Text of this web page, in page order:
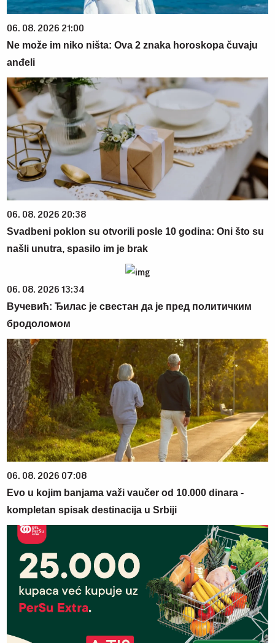
06. 08. 2026 21:00
Ne može im niko ništa: Ova 2 znaka horoskopa čuvaju
anđeli
06. 08. 2026 20:38
Svadbeni poklon su otvorili posle 10 godina: Oni što su
našli unutra, spasilo im je brak
06. 08. 2026 13:34
Вучевић: Ђилас је свестан да је пред политичким
бродоломом
06. 08. 2026 07:08
Evo u kojim banjama važi vaučer od 10.000 dinara -
kompletan spisak destinacija u Srbiji